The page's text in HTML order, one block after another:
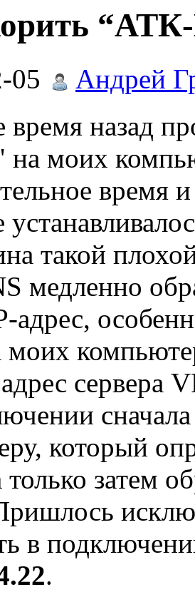
05
Андрей
время назад
на моих
время
такой
медленно
адрес,
моих
сервера
который
только затем
в
.